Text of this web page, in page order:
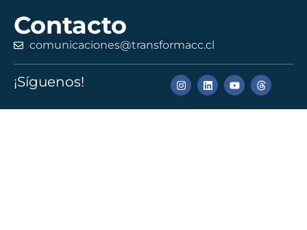
Contacto
comunicaciones@transformacc.cl
¡Síguenos!